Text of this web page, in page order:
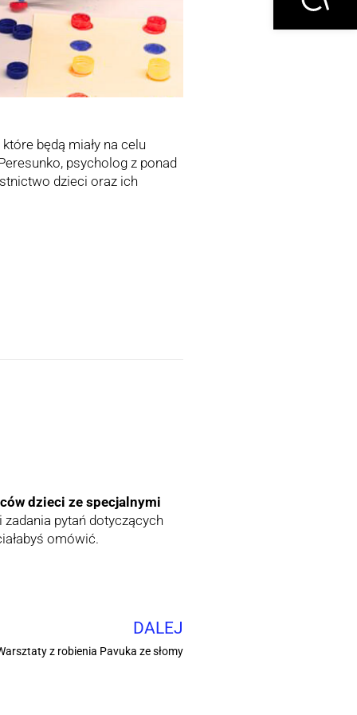
które będą miały na celu
psycholog z ponad
dzieci oraz ich
dzieci ze specjalnymi
pytań dotyczących
omówić.
DALEJ
z robienia Pavuka ze słomy